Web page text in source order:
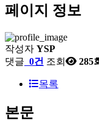
페이지 정보
작성자 YSP
댓글 0건 조회 285
목록
본문